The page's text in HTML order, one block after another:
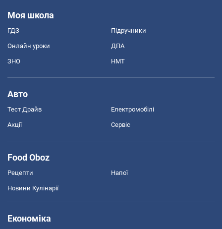
Моя школа
ГДЗ Підручники
Онлайн уроки ДПА
ЗНО НМТ
Авто
Тест Драйв Електромобілі
Акції Сервіс
Food Oboz
Рецепти Напої
Новини Кулінарії
Економіка